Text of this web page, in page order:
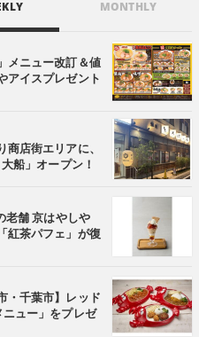
MONTHLY
メニュー改訂＆値
アイスプレゼント
商店街エリアに、
船」オープン！
老舗 京はやしや
紅茶パフェ」が復
・千葉市】レッド
ニュー」をプレゼ